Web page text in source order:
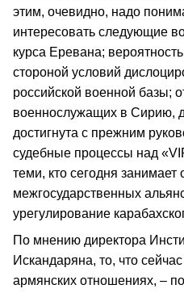
этим, очевидно, надо
интересовать следующие
курса Еревана;
стороной условий
российской военной базы;
военнослужащих в Сирию,
достигнута с прежним
судебные процессы над
теми, кто сегодня занимает
межгосударственных
урегулирование
По мнению директора
Искандаряна, то, что
армянских отношениях, –